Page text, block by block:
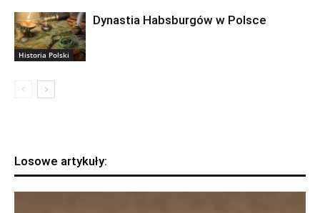
Historia Polski
Dynastia Habsburgów w Polsce
Losowe artykuły: